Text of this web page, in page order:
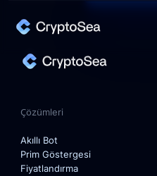
Çözümleri
Akıllı Bot
Prim Göstergesi
Çözümleri
Akıllı Bot
Prim Göstergesi
Fiyatlandırma